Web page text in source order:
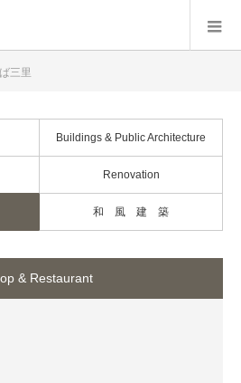
三里
Buildings & Public Architecture
Renovation
和 風 建 築
& Restaurant